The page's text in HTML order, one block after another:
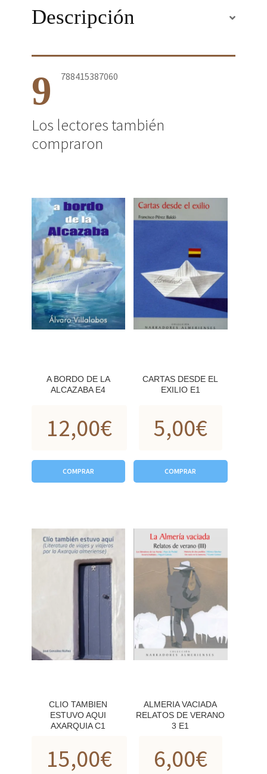
Descripción
9 788415387060
Los lectores también
compraron
A BORDO DE LA
ALCAZABA E4
12,00€
COMPRAR
CARTAS DESDE EL
EXILIO E1
5,00€
COMPRAR
CLIO TAMBIEN
ESTUVO AQUI
AXARQUIA C1
15,00€
ALMERIA VACIADA
RELATOS DE VERANO
3 E1
6,00€